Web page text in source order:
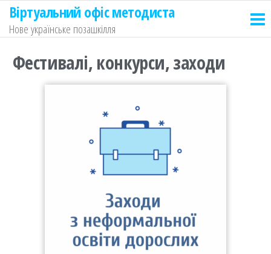
Віртуальний офіс методиста
Нове українське позашкілля
Фестивалі, конкурси, заходи